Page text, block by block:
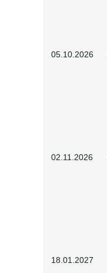
05.10.2026
02.11.2026
18.01.2027